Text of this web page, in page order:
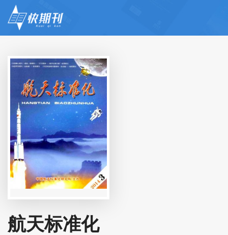
航天标准化